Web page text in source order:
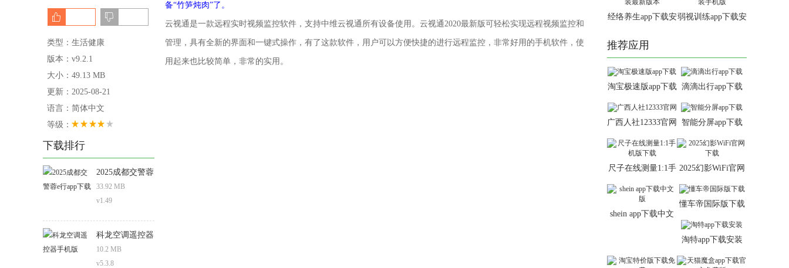
类型：生活健康
版本：v9.2.1
大小：49.13 MB
更新：2025-08-21
语言：简体中文
等级：
下载排行
2025成都交警蓉
e行app下载
33.92 MB
v1.49
科龙空调遥控器
手机版
10.2 MB
v5.3.8
备“竹笋炖肉”了。
云视通是一款远程实时视频监控软件，支持中维云视通所有设备使用。云视通2020最新版可轻松实现远程视频监控和
管理，具有全新的界面和一键式操作，有了这款软件，用户可以方便快捷的进行远程监控，非常好用的手机软件，使
用起来也比较简单，非常的实用。
经络养生app下载安弱视训练app下载安
推荐应用
淘宝极速版app下载 滴滴出行app下载
广西人社12333官网 智能分屏app下载
尺子在线测量1:1手 2025幻影WiFi官网
shein app下载中文
懂车帝国际版下载
淘特app下载安装